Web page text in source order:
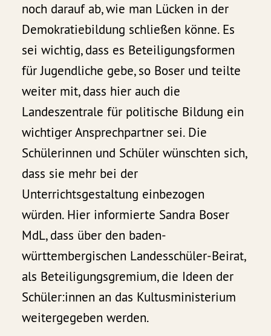
noch darauf ab, wie man Lücken in der
Demokratiebildung schließen könne. Es
sei wichtig, dass es Beteiligungsformen
für Jugendliche gebe, so Boser und teilte
weiter mit, dass hier auch die
Landeszentrale für politische Bildung ein
wichtiger Ansprechpartner sei. Die
Schülerinnen und Schüler wünschten sich,
dass sie mehr bei der
Unterrichtsgestaltung einbezogen
würden. Hier informierte Sandra Boser
MdL, dass über den baden-
württembergischen Landesschüler-Beirat,
als Beteiligungsgremium, die Ideen der
Schüler:innen an das Kultusministerium
weitergegeben werden.